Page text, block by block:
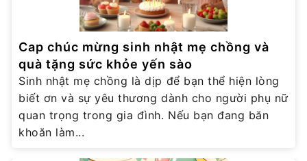
Cap chúc mừng sinh nhật mẹ chồng và
quà tặng sức khỏe yến sào
Sinh nhật mẹ chồng là dịp để bạn thể hiện lòng
biết ơn và sự yêu thương dành cho người phụ nữ
quan trọng trong gia đình. Nếu bạn đang băn
khoăn làm...